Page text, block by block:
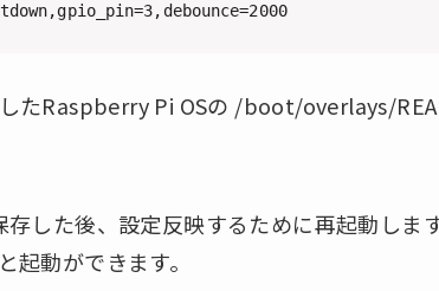
たRaspberry Pi OSの /boot/overlays/
した後、設定反映するために再起動しま
起動ができます。